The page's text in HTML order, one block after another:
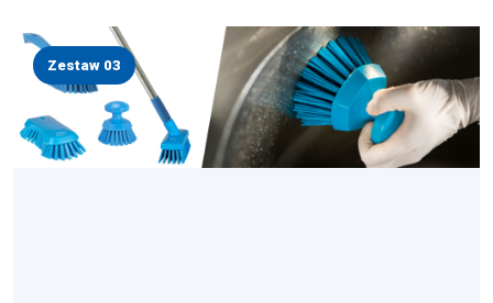
Zestaw 03